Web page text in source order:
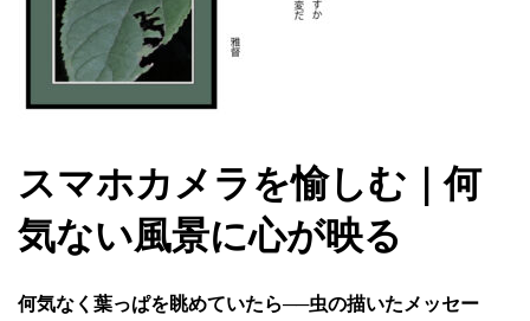
スマホカメラを愉しむ｜何
気ない風景に心が映る
何気なく葉っぱを眺めていたら──虫の描いたメッセー